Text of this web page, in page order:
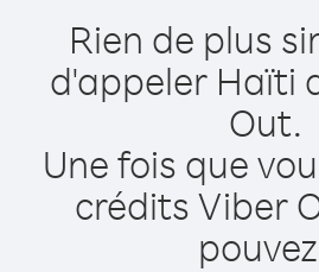
Rien de plus
d'appeler Haïti
Out.
Une fois que
crédits Viber